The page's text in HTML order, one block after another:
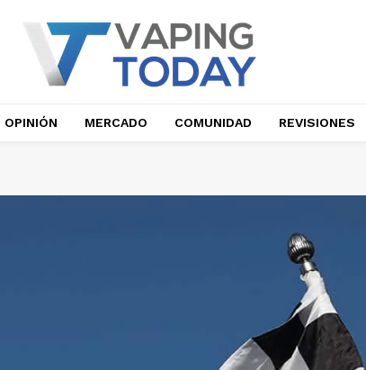
OPINIÓN MERCADO COMUNIDAD REVISIONES